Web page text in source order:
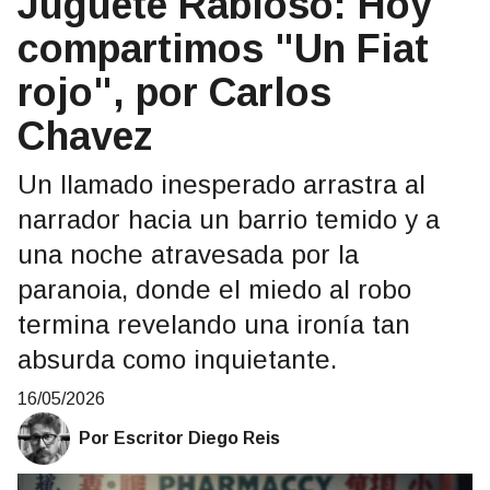
compartimos "Un Fiat
rojo", por Carlos
Chavez
Un llamado inesperado arrastra al
narrador hacia un barrio temido y a
una noche atravesada por la
paranoia, donde el miedo al robo
termina revelando una ironía tan
absurda como inquietante.
16/05/2026
Por Escritor Diego Reis